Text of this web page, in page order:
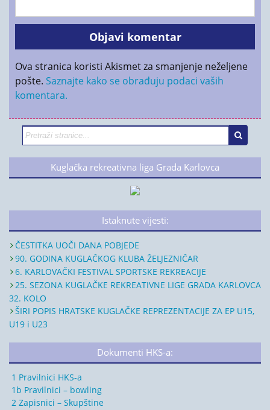
Ova stranica koristi Akismet za smanjenje neželjene
pošte. Saznajte kako se obrađuju podaci vaših
komentara.
Kuglačka rekreativna liga Grada Karlovca
Istaknute vijesti:
ČESTITKA UOČI DANA POBJEDE
90. GODINA KUGLAČKOG KLUBA ŽELJEZNIČAR
6. KARLOVAČKI FESTIVAL SPORTSKE REKREACIJE
25. SEZONA KUGLAČKE REKREATIVNE LIGE GRADA KARLOVCA
32. KOLO
ŠIRI POPIS HRATSKE KUGLAČKE REPREZENTACIJE ZA EP U15,
U19 i U23
Dokumenti HKS-a:
1 Pravilnici HKS-a
1b Pravilnici – bowling
2 Zapisnici – Skupštine